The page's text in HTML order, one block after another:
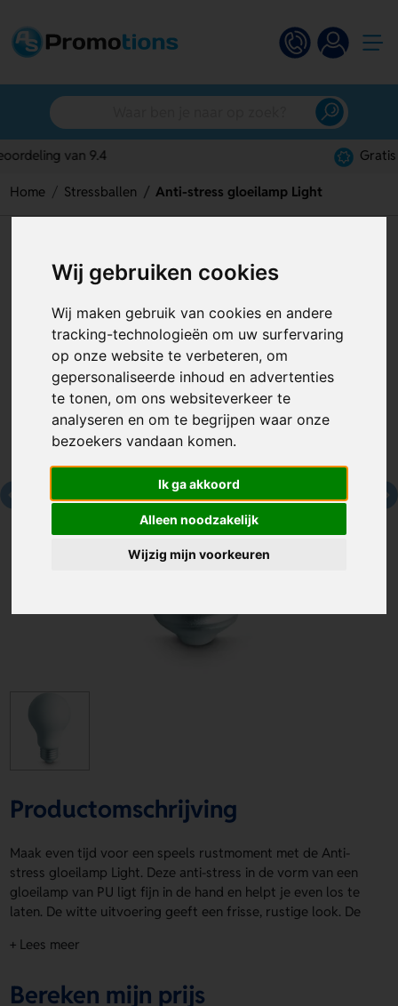
Wij gebruiken cookies
Wij maken gebruik van cookies en andere
tracking-technologieën om uw surfervaring
op onze website te verbeteren, om
gepersonaliseerde inhoud en advertenties
te tonen, om ons websiteverkeer te
analyseren en om te begrijpen waar onze
bezoekers vandaan komen.
Ik ga akkoord
Alleen noodzakelijk
Wijzig mijn voorkeuren
Home Stressballen Anti-stress gloeilamp Light
Artikelnummer:121482
Productomschrijving
Maak even tijd voor een speels rustmoment met de Anti-
stress gloeilamp Light. Deze anti-stress in de vorm van een
gloeilamp van PU ligt fijn in de hand en helpt je even los te
laten. De witte uitvoering geeft een frisse, rustige look. De
de Voorzijde en Achterzijde, zodat je er makkelijk een logo,
+ Lees meer
Bereken mijn prijs